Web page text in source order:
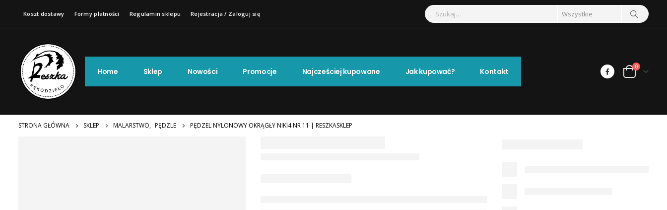
Koszt dostawy Formy płatności Regulamin sklepu Rejestracja / Zaloguj się
Home Sklep Nowości Promocje Najcześciej kupowane Jak kupować? Kontakt 0
STRONA GŁÓWNA SKLEP MALARSTWO, PĘDZLE PĘDZEL NYLONOWY OKRĄGŁY NIKI4 NR 11 | RESZKASKLEP